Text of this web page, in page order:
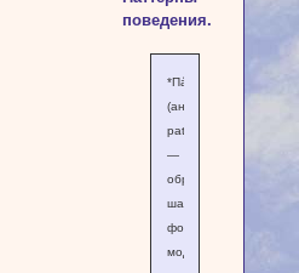
поведения.
*Па́ттерн
(англ.
pattern
—
образец,
шаблон;
форма,
модель;